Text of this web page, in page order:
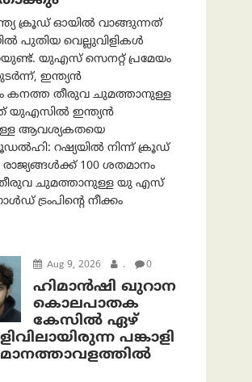
ക്രൂഡ് ഓയിൽ വാങ്ങുന്നത്
പുതിയ വെല്ലുവിളികൾ
യുഎസ് സെനറ്റ് പ്രമേയം
ഇന്ത്യൻ
കനത്ത തീരുവ ചുമത്താനുള്ള
യുഎസിൽ ഇന്ത്യൻ
ആവശ്യകതയെ
റഷ്യയിൽ നിന്ന് ക്രൂഡ്
100 ശതമാനം
തീരുവ ചുമത്താനുള്ള യു എസ്
ട്രം‌പിന്റെ നീക്കം
Aug 9, 2026 . 0
ഹിമാൻഷി ഖുറാന
കൊലപാതക
കേസിൽ ഏഴ്
പങ്കാളി